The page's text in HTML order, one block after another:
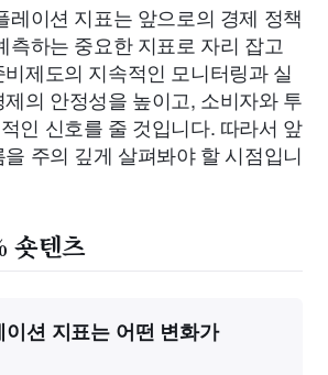
레이션 지표는 앞으로의 경제 정책
측하는 중요한 지표로 자리 잡고
제도의 지속적인 모니터링과 실
의 안정성을 높이고, 소비자와 투
인 신호를 줄 것입니다. 따라서 앞
주의 깊게 살펴봐야 할 시점입니
숏텐츠
이션 지표는 어떤 변화가